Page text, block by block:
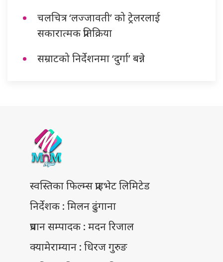
चलचित्र ‘लज्जावती’ को ट्रेलरलाई
सकारात्मक प्रतिक्रिया
सम्राटको निर्देशनमा ‘दुर्गा’ बन्ने
स्वस्तिका फिल्म्स प्राइभेट लिमिटेड
निर्देशक : मिलन ढुंगाना
प्रधान सम्पादक : मदन रिजाल
क्यामेराम्यान : धिरज गुरुङ